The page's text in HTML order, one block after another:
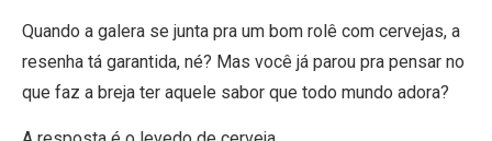
Quando a galera se junta pra um bom rolê com cervejas, a
resenha tá garantida, né? Mas você já parou pra pensar no
que faz a breja ter aquele sabor que todo mundo adora?